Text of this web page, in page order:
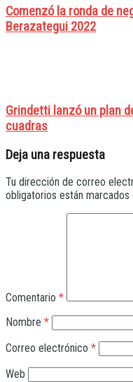
Comenzó la ronda de
Berazategui 2022
Grindetti lanzó un plan
cuadras
Deja una respuesta
Tu dirección de correo
obligatorios están marcados
Comentario *
Nombre *
Correo electrónico *
Web